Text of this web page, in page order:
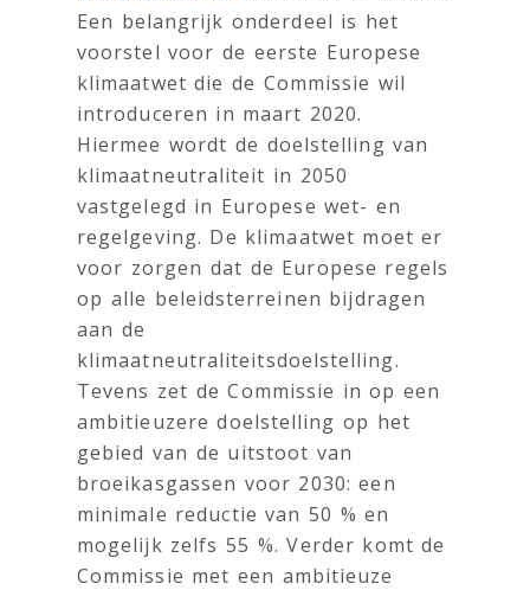
Een belangrijk onderdeel is het
voorstel voor de eerste Europese
klimaatwet die de Commissie wil
introduceren in maart 2020.
Hiermee wordt de doelstelling van
klimaatneutraliteit in 2050
vastgelegd in Europese wet- en
regelgeving. De klimaatwet moet er
voor zorgen dat de Europese regels
op alle beleidsterreinen bijdragen
aan de
klimaatneutraliteitsdoelstelling.
Tevens zet de Commissie in op een
ambitieuzere doelstelling op het
gebied van de uitstoot van
broeikasgassen voor 2030: een
minimale reductie van 50 % en
mogelijk zelfs 55 %. Verder komt de
Commissie met een ambitieuze